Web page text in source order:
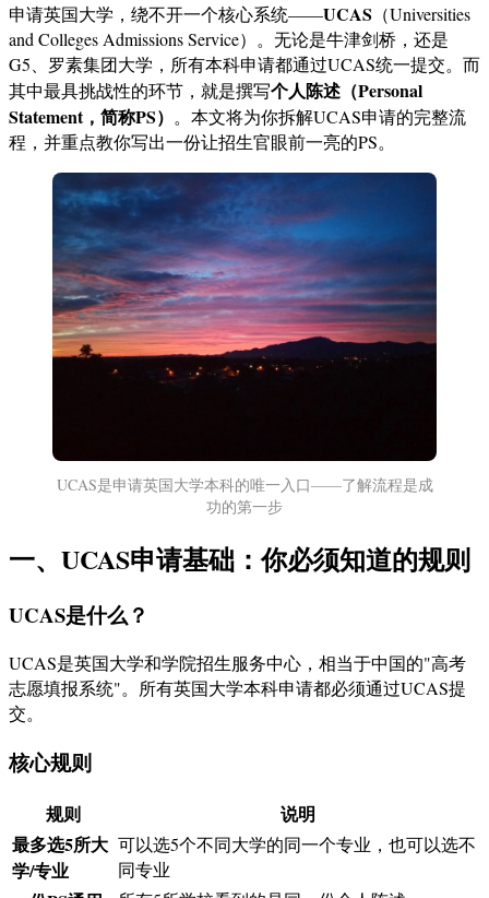
申请英国大学，绕不开一个核心系统——UCAS （Universities
and Colleges Admissions Service）。无论是牛津剑桥，还是
G5、罗素集团大学，所有本科申请都通过UCAS统一提交。而
其中最具挑战性的环节，就是撰写个人陈述（Personal
Statement，简称PS） 。本文将为你拆解UCAS申请的完整流
程，并重点教你写出一份让招生官眼前一亮的PS。
UCAS是申请英国大学本科的唯一入口——了解流程是成
功的第一步
一、UCAS申请基础：你必须知道的规则
UCAS是什么？
UCAS是英国大学和学院招生服务中心，相当于中国的"高考
志愿填报系统"。所有英国大学本科申请都必须通过UCAS提
交。
核心规则
规则
说明
最多选5所大
学/专业
可以选5个不同大学的同一个专业，也可以选不
同专业